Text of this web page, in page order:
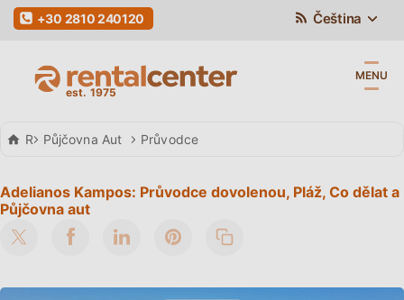
Čeština
+30 2810 240120
MENU
Rental Center Crete
Půjčovna Aut Průvodce
Adelianos Kampos: Průvodce dovolenou, Pláž, Co dělat a
Půjčovna aut